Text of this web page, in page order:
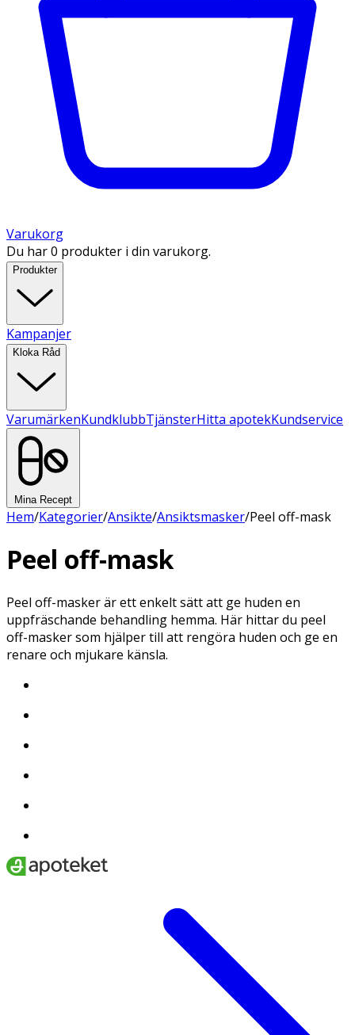
Varukorg
Du har 0 produkter i din varukorg.
Produkter
Kampanjer
Kloka Råd
VarumärkenKundklubbTjänsterHitta apotekKundservice
Mina Recept
Hem/Kategorier/Ansikte/Ansiktsmasker/Peel off-mask
Peel off-mask
Peel off-masker är ett enkelt sätt att ge huden en
uppfräschande behandling hemma. Här hittar du peel
off-masker som hjälper till att rengöra huden och ge en
renare och mjukare känsla.